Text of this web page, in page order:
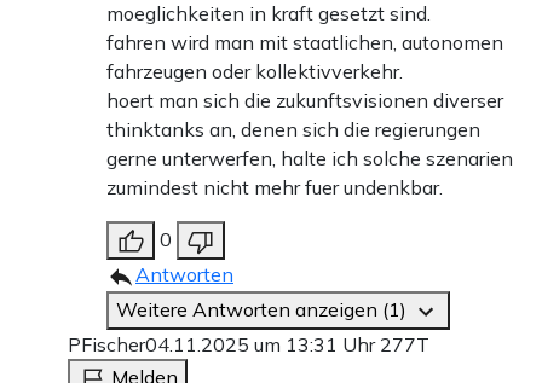
moeglichkeiten in kraft gesetzt sind.
fahren wird man mit staatlichen, autonomen
fahrzeugen oder kollektivverkehr.
hoert man sich die zukunftsvisionen diverser
thinktanks an, denen sich die regierungen
gerne unterwerfen, halte ich solche szenarien
zumindest nicht mehr fuer undenkbar.
0
Antworten
Weitere Antworten anzeigen (1)
PFischer04.11.2025 um 13:31 Uhr 277T
Melden